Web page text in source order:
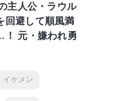
主人公・ラウル
回避して順風満
！ 元・嫌われ勇
イケメン